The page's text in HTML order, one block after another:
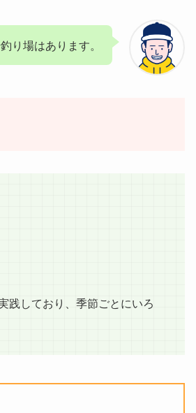
り場はあります。
践しており、季節ごとにいろ